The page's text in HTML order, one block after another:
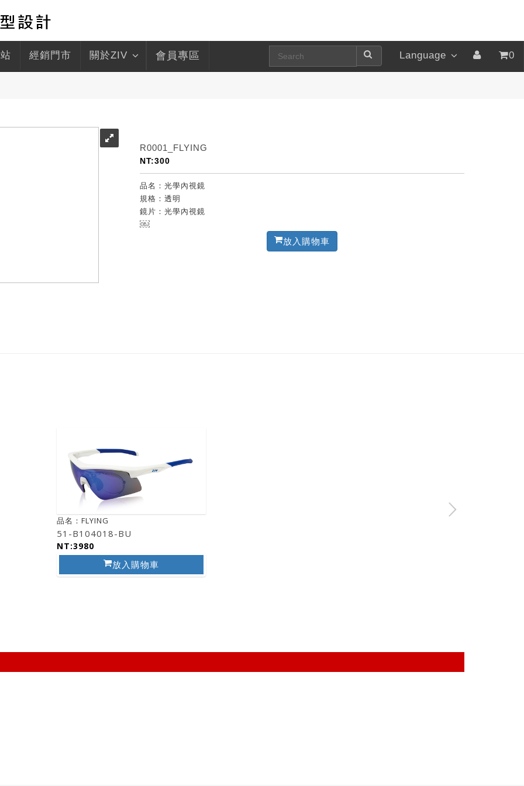
經銷門市 關於ZIV 會員專區 Language 0
R0001_FLYING
NT:300
品名：光學內視鏡
規格：透明
鏡片：光學內視鏡
￼
放入購物車
品名：FLYING
51-B104018-BU
NT:3980
放入購物車